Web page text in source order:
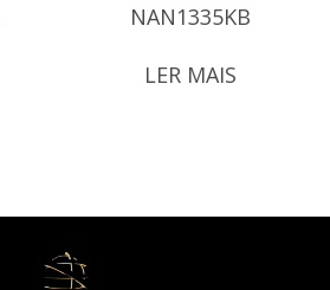
NAN1335KB
LER MAIS